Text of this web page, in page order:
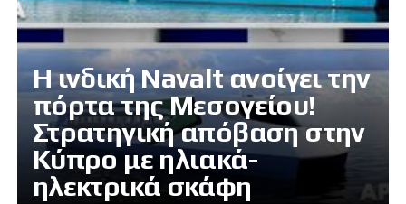
Η ινδική Navalt ανοίγει την
πόρτα της Μεσογείου!
Στρατηγική απόβαση στην
Κύπρο με ηλιακά-
ηλεκτρικά σκάφη